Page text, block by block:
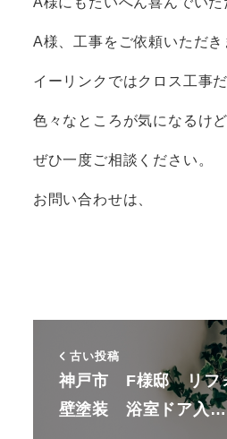
A様、工事をご依頼いただき
イーリンクではクロス工事
色々なところが気になるけ
ぜひ一度ご相談ください。
お問い合わせは、
古い投稿
神戸市 F様邸 リフ
壁塗装 浴室ドア入…